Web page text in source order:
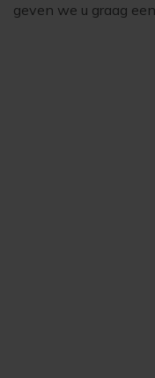
geven we u graag